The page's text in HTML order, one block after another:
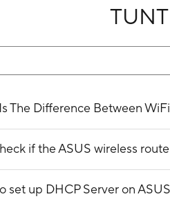
The Difference Between
if the ASUS wireless
set up DHCP Server on